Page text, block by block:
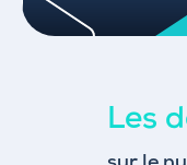
Les